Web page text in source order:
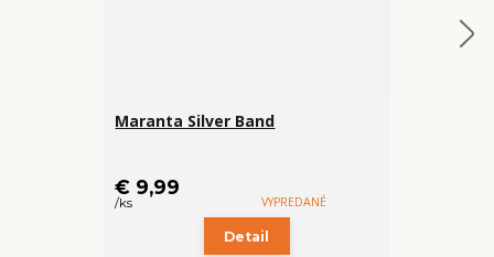
Maranta Silver Band
€ 9,99
/ks VYPREDANÉ
Detail